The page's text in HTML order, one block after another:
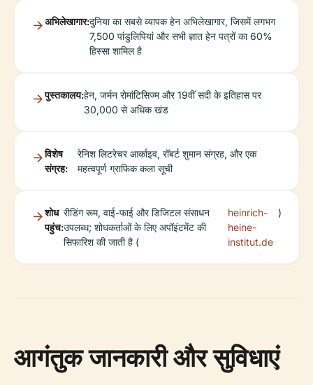
अभिलेखागार:दुनिया का सबसे व्यापक हेन अभिलेखागार, जिसमें लगभग
7,500 पांडुलिपियां और सभी ज्ञात हेन पत्रों का 60%
हिस्सा शामिल है
पुस्तकालय:हेन, जर्मन रोमांटिसिज्म और 19वीं सदी के इतिहास पर
30,000 से अधिक खंड
विशेष
संग्रह:
रेनिश लिटरेचर आर्काइव, रॉबर्ट शुमान संग्रह, और एक
महत्वपूर्ण ग्राफिक कला सूची
शोध
पहुंच:
रीडिंग रूम, वाई-फाई और डिजिटल संसाधन
उपलब्ध; शोधकर्ताओं के लिए अपॉइंटमेंट की
सिफारिश की जाती है (
heinrich-
heine-
institut.de
)
आगंतुक जानकारी और सुविधाएं